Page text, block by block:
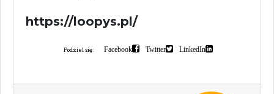
https://loopys.pl/
Podziel się: Facebook Twitter LinkedIn